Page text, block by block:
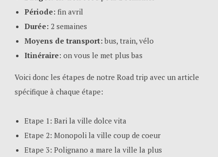
Période: fin avril
Durée:2 semaines
Moyens de transport:bus, train, vélo
Itinéraire: on vous le met plus bas
Voici donc les étapes de notre Road trip avec un article
spécifique à chaque étape:
Etape 1: Bari la ville dolce vita
Etape 2: Monopoli la ville coup de coeur
Etape 3: Polignano a mare la ville la plus